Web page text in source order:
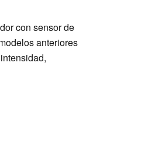
con sensor de
anteriores